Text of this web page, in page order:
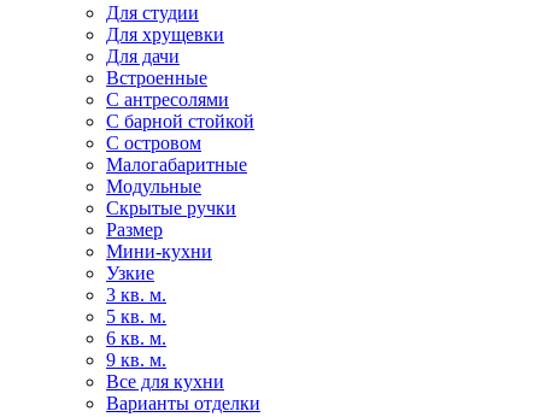
Для студии
Для хрущевки
Для дачи
Встроенные
С антресолями
С барной стойкой
С островом
Малогабаритные
Модульные
Скрытые ручки
Размер
Мини-кухни
Узкие
3 кв. м.
5 кв. м.
6 кв. м.
9 кв. м.
Все для кухни
Варианты отделки